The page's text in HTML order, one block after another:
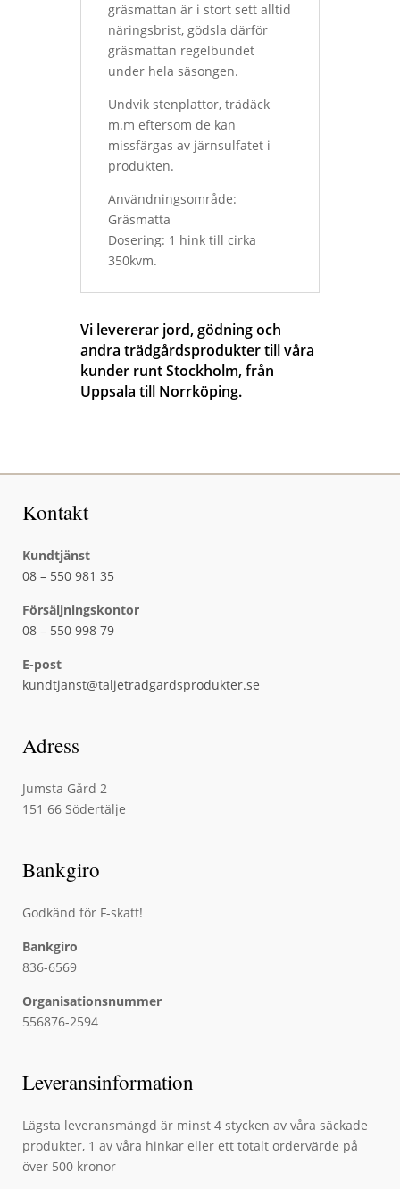
gräsmattan är i stort sett alltid
näringsbrist, gödsla därför
gräsmattan regelbundet
under hela säsongen.
Undvik stenplattor, trädäck
m.m eftersom de kan
missfärgas av järnsulfatet i
produkten.
Användningsområde:
Gräsmatta
Dosering: 1 hink till cirka
350kvm.
Vi levererar jord, gödning och
andra trädgårdsprodukter till våra
kunder runt Stockholm, från
Uppsala till Norrköping.
Kontakt
Kundtjänst
08 – 550 981 35
Försäljningskontor
08 – 550 998 79
E-post
kundtjanst@taljetradgardsprodukter.se
Adress
Jumsta Gård 2
151 66 Södertälje
Bankgiro
Godkänd för F-skatt!
Bankgiro
836-6569
Organisationsnummer
556876-2594
Leveransinformation
Lägsta leveransmängd är minst 4 stycken av våra säckade
produkter, 1 av våra hinkar eller ett totalt ordervärde på
över 500 kronor